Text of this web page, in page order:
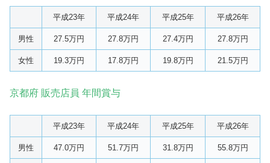
平成23年 平成24年 平成25年 平成26年
男性 27.5万円 27.8万円 27.4万円 27.8万円
女性 19.3万円 17.8万円 19.8万円 21.5万円
京都府 販売店員 年間賞与
平成23年 平成24年 平成25年 平成26年
男性 47.0万円 51.7万円 31.8万円 55.8万円